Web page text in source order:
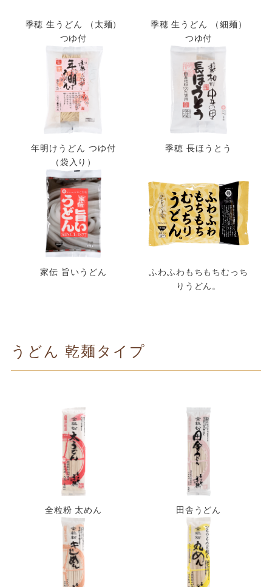
季穂 生うどん （太麺）
つゆ付
季穂 生うどん （細麺）
つゆ付
年明けうどん つゆ付
（袋入り）
季穂 長ほうとう
家伝 旨いうどん
ふわふわもちもちむっち
りうどん。
うどん 乾麺タイプ
全粒粉 太めん 田舎うどん